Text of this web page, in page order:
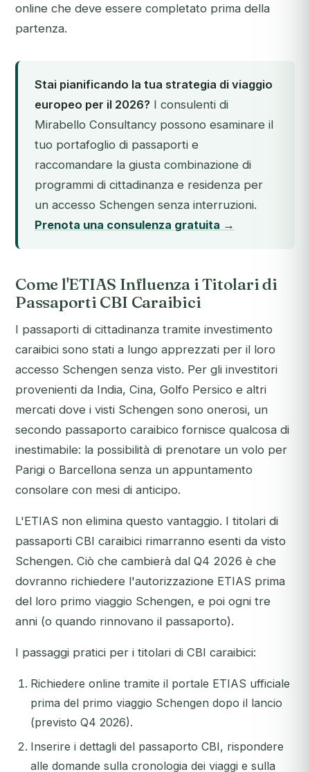
online che deve essere completato prima della
partenza.
Stai pianificando la tua strategia di viaggio
europeo per il 2026? I consulenti di
Mirabello Consultancy possono esaminare il
tuo portafoglio di passaporti e
raccomandare la giusta combinazione di
programmi di cittadinanza e residenza per
un accesso Schengen senza interruzioni.
Prenota una consulenza gratuita →
Come l'ETIAS Influenza i Titolari di
Passaporti CBI Caraibici
I passaporti di cittadinanza tramite investimento
caraibici sono stati a lungo apprezzati per il loro
accesso Schengen senza visto. Per gli investitori
provenienti da India, Cina, Golfo Persico e altri
mercati dove i visti Schengen sono onerosi, un
secondo passaporto caraibico fornisce qualcosa di
inestimabile: la possibilità di prenotare un volo per
Parigi o Barcellona senza un appuntamento
consolare con mesi di anticipo.
L'ETIAS non elimina questo vantaggio. I titolari di
passaporti CBI caraibici rimarranno esenti da visto
Schengen. Ciò che cambierà dal Q4 2026 è che
dovranno richiedere l'autorizzazione ETIAS prima
del loro primo viaggio Schengen, e poi ogni tre
anni (o quando rinnovano il passaporto).
I passaggi pratici per i titolari di CBI caraibici:
Richiedere online tramite il portale ETIAS ufficiale
prima del primo viaggio Schengen dopo il lancio
(previsto Q4 2026).
Inserire i dettagli del passaporto CBI, rispondere
alle domande sulla cronologia dei viaggi e sulla